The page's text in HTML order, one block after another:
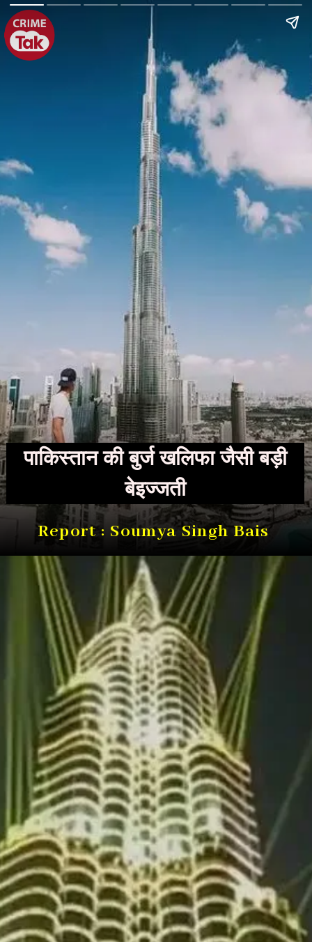
पाकिस्तान की बुर्ज खलिफा जैसी बड़ी
बेइज्जती
Report : Soumya Singh Bais